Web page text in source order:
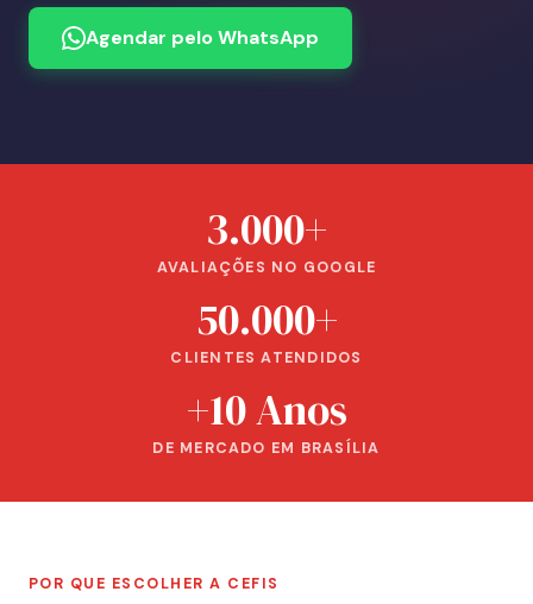
Agendar pelo WhatsApp
3.000+
AVALIAÇÕES NO GOOGLE
50.000+
CLIENTES ATENDIDOS
+10 Anos
DE MERCADO EM BRASÍLIA
POR QUE ESCOLHER A CEFIS